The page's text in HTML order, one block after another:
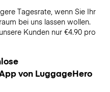
Tagesrate, wenn Sie Ihr
bei uns lassen wollen.
Kunden nur €4.90 pro
von LuggageHero